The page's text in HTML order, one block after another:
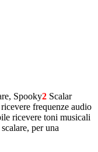
Spooky2 Scalar
frequenze audio
ricevere toni musicali
per una